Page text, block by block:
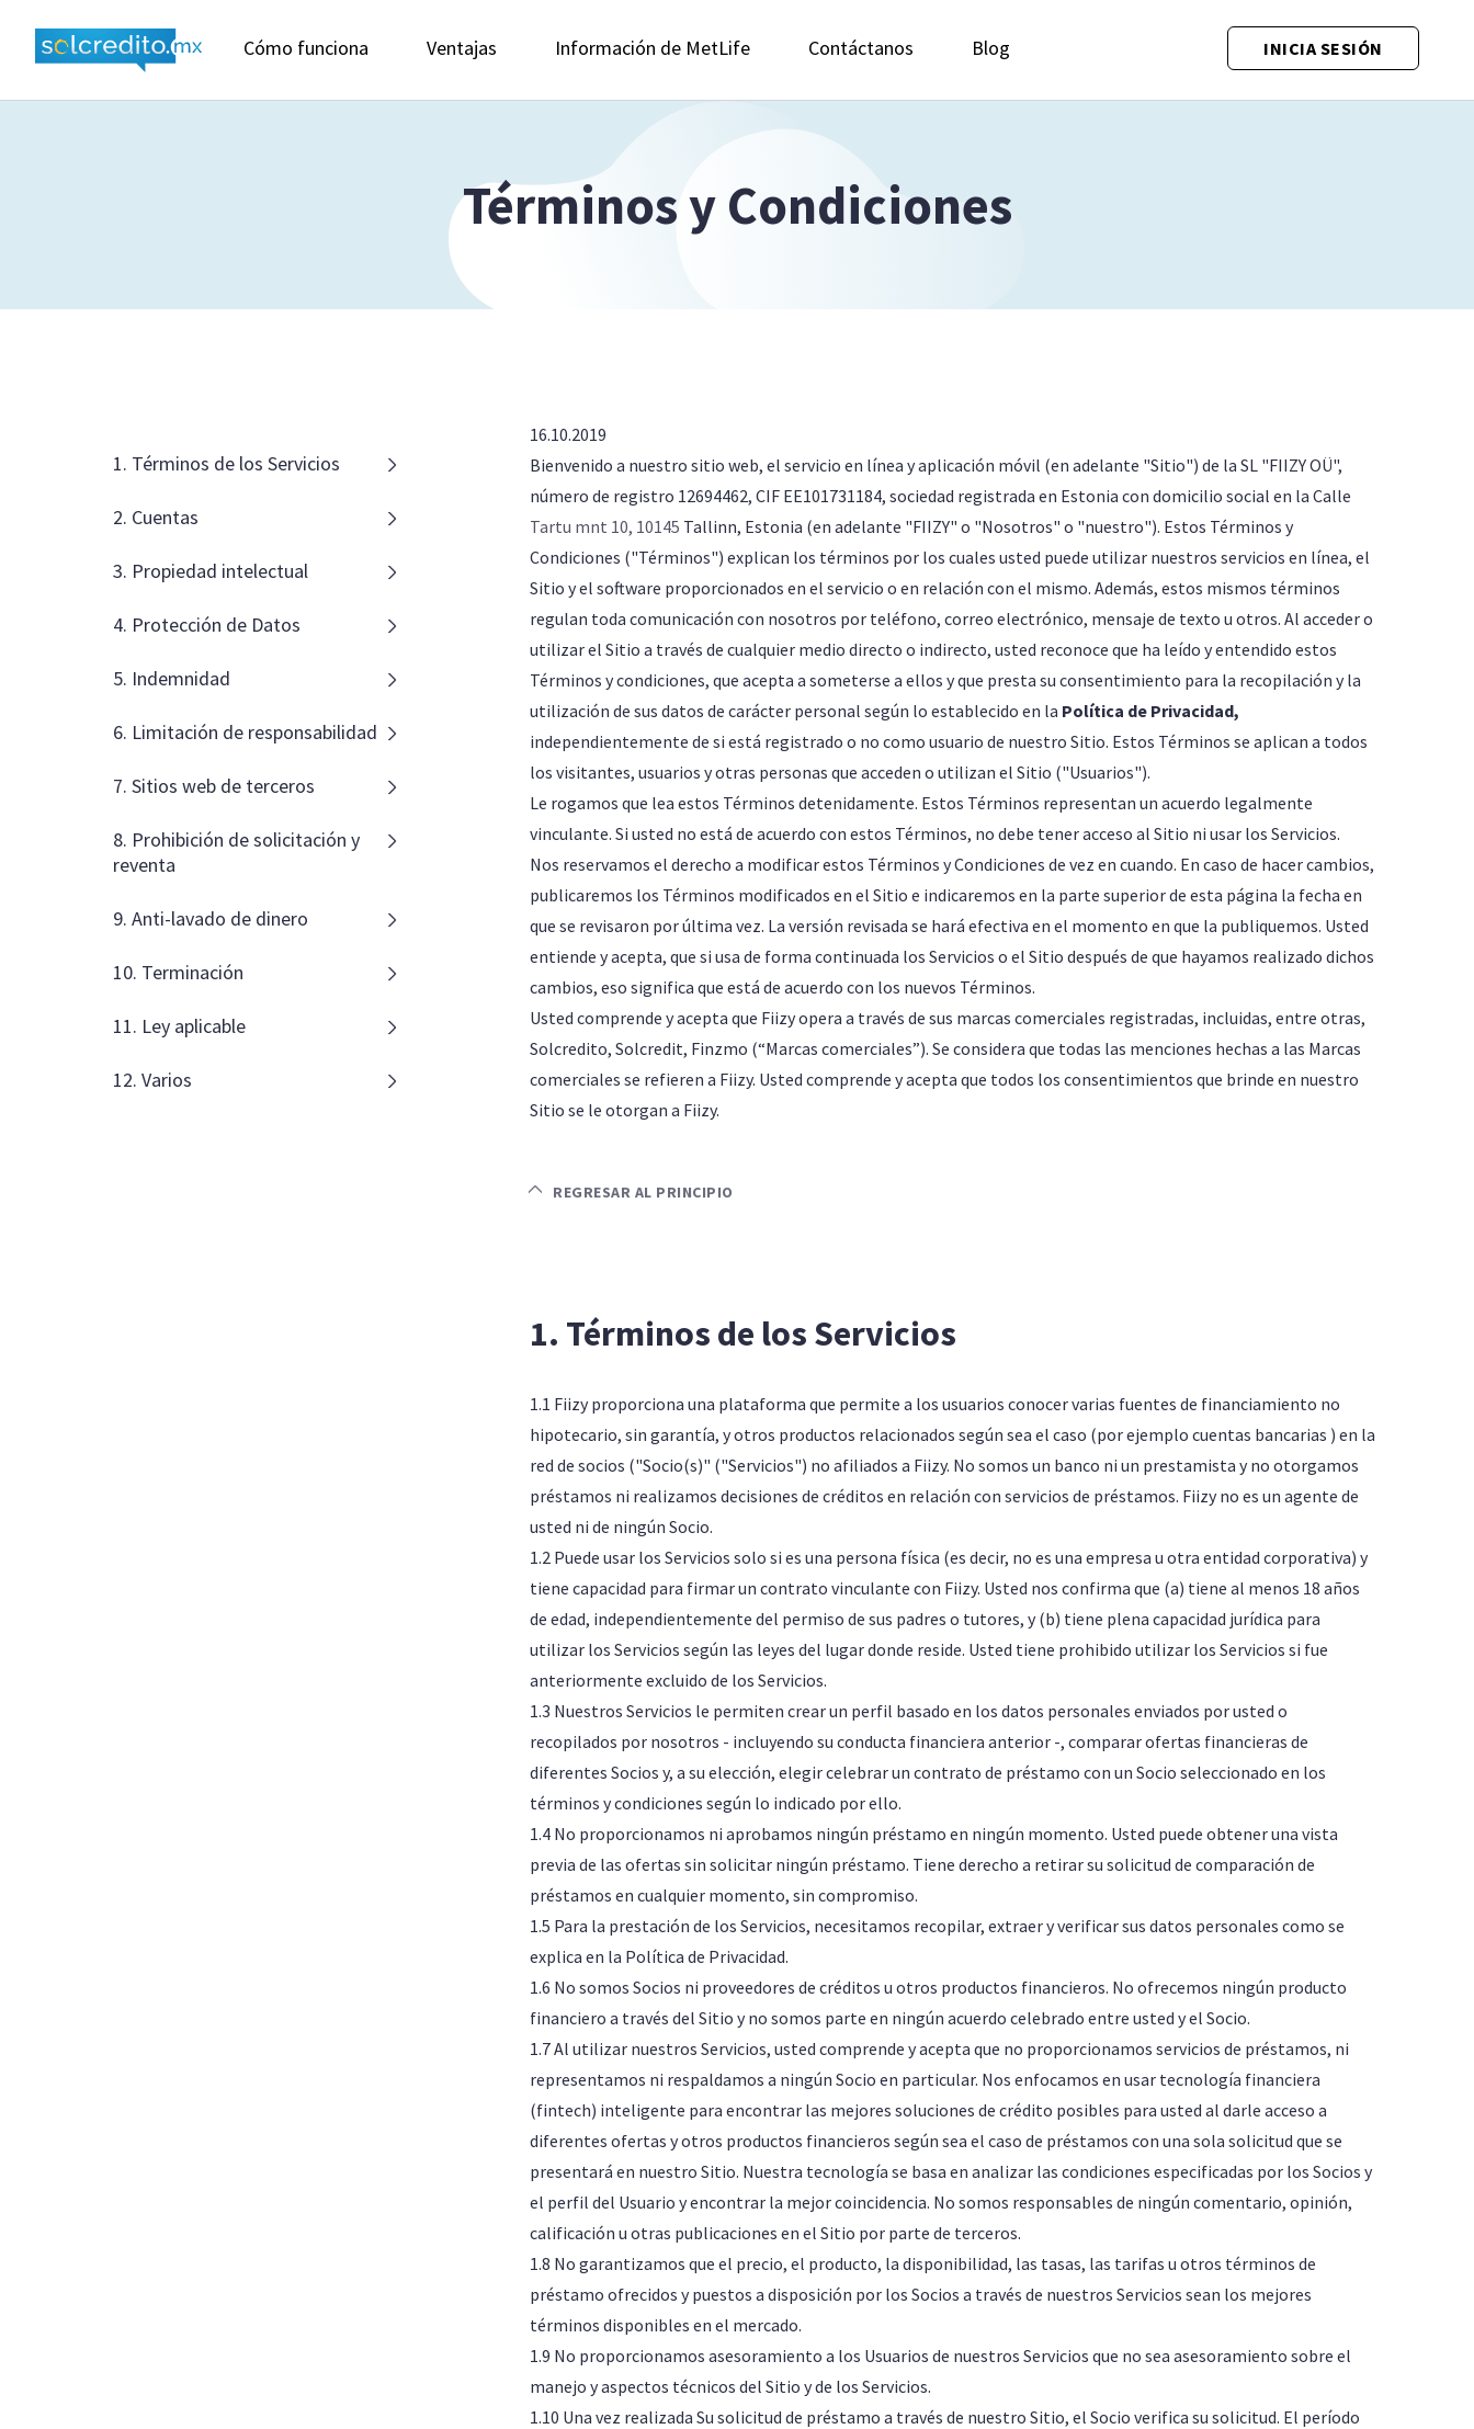
Cómo funciona Ventajas Información de MetLife Contáctanos Blog INICIA SESIÓN
Términos y Condiciones
1. Términos de los Servicios
2. Cuentas
3. Propiedad intelectual
4. Protección de Datos
5. Indemnidad
6. Limitación de responsabilidad
7. Sitios web de terceros
8. Prohibición de solicitación y
reventa
9. Anti-lavado de dinero
10. Terminación
11. Ley aplicable
12. Varios
16.10.2019
Bienvenido a nuestro sitio web, el servicio en línea y aplicación móvil (en adelante "Sitio") de la SL "FIIZY OÜ",
número de registro 12694462, CIF EE101731184, sociedad registrada en Estonia con domicilio social en la Calle
Tartu mnt 10, 10145 Tallinn, Estonia (en adelante "FIIZY" o "Nosotros" o "nuestro"). Estos Términos y
Condiciones ("Términos") explican los términos por los cuales usted puede utilizar nuestros servicios en línea, el
Sitio y el software proporcionados en el servicio o en relación con el mismo. Además, estos mismos términos
regulan toda comunicación con nosotros por teléfono, correo electrónico, mensaje de texto u otros. Al acceder o
utilizar el Sitio a través de cualquier medio directo o indirecto, usted reconoce que ha leído y entendido estos
Términos y condiciones, que acepta a someterse a ellos y que presta su consentimiento para la recopilación y la
utilización de sus datos de carácter personal según lo establecido en la Política de Privacidad,
independientemente de si está registrado o no como usuario de nuestro Sitio. Estos Términos se aplican a todos
los visitantes, usuarios y otras personas que acceden o utilizan el Sitio ("Usuarios").
Le rogamos que lea estos Términos detenidamente. Estos Términos representan un acuerdo legalmente
vinculante. Si usted no está de acuerdo con estos Términos, no debe tener acceso al Sitio ni usar los Servicios.
Nos reservamos el derecho a modificar estos Términos y Condiciones de vez en cuando. En caso de hacer cambios,
publicaremos los Términos modificados en el Sitio e indicaremos en la parte superior de esta página la fecha en
que se revisaron por última vez. La versión revisada se hará efectiva en el momento en que la publiquemos. Usted
entiende y acepta, que si usa de forma continuada los Servicios o el Sitio después de que hayamos realizado dichos
cambios, eso significa que está de acuerdo con los nuevos Términos.
Usted comprende y acepta que Fiizy opera a través de sus marcas comerciales registradas, incluidas, entre otras,
Solcredito, Solcredit, Finzmo (“Marcas comerciales”). Se considera que todas las menciones hechas a las Marcas
comerciales se refieren a Fiizy. Usted comprende y acepta que todos los consentimientos que brinde en nuestro
Sitio se le otorgan a Fiizy.
REGRESAR AL PRINCIPIO
1. Términos de los Servicios
1.1 Fiizy proporciona una plataforma que permite a los usuarios conocer varias fuentes de financiamiento no
hipotecario, sin garantía, y otros productos relacionados según sea el caso (por ejemplo cuentas bancarias ) en la
red de socios ("Socio(s)" ("Servicios") no afiliados a Fiizy. No somos un banco ni un prestamista y no otorgamos
préstamos ni realizamos decisiones de créditos en relación con servicios de préstamos. Fiizy no es un agente de
usted ni de ningún Socio.
1.2 Puede usar los Servicios solo si es una persona física (es decir, no es una empresa u otra entidad corporativa) y
tiene capacidad para firmar un contrato vinculante con Fiizy. Usted nos confirma que (a) tiene al menos 18 años
de edad, independientemente del permiso de sus padres o tutores, y (b) tiene plena capacidad jurídica para
utilizar los Servicios según las leyes del lugar donde reside. Usted tiene prohibido utilizar los Servicios si fue
anteriormente excluido de los Servicios.
1.3 Nuestros Servicios le permiten crear un perfil basado en los datos personales enviados por usted o
recopilados por nosotros - incluyendo su conducta financiera anterior -, comparar ofertas financieras de
diferentes Socios y, a su elección, elegir celebrar un contrato de préstamo con un Socio seleccionado en los
términos y condiciones según lo indicado por ello.
1.4 No proporcionamos ni aprobamos ningún préstamo en ningún momento. Usted puede obtener una vista
previa de las ofertas sin solicitar ningún préstamo. Tiene derecho a retirar su solicitud de comparación de
préstamos en cualquier momento, sin compromiso.
1.5 Para la prestación de los Servicios, necesitamos recopilar, extraer y verificar sus datos personales como se
explica en la Política de Privacidad.
1.6 No somos Socios ni proveedores de créditos u otros productos financieros. No ofrecemos ningún producto
financiero a través del Sitio y no somos parte en ningún acuerdo celebrado entre usted y el Socio.
1.7 Al utilizar nuestros Servicios, usted comprende y acepta que no proporcionamos servicios de préstamos, ni
representamos ni respaldamos a ningún Socio en particular. Nos enfocamos en usar tecnología financiera
(fintech) inteligente para encontrar las mejores soluciones de crédito posibles para usted al darle acceso a
diferentes ofertas y otros productos financieros según sea el caso de préstamos con una sola solicitud que se
presentará en nuestro Sitio. Nuestra tecnología se basa en analizar las condiciones especificadas por los Socios y
el perfil del Usuario y encontrar la mejor coincidencia. No somos responsables de ningún comentario, opinión,
calificación u otras publicaciones en el Sitio por parte de terceros.
1.8 No garantizamos que el precio, el producto, la disponibilidad, las tasas, las tarifas u otros términos de
préstamo ofrecidos y puestos a disposición por los Socios a través de nuestros Servicios sean los mejores
términos disponibles en el mercado.
1.9 No proporcionamos asesoramiento a los Usuarios de nuestros Servicios que no sea asesoramiento sobre el
manejo y aspectos técnicos del Sitio y de los Servicios.
1.10 Una vez realizada Su solicitud de préstamo a través de nuestro Sitio, el Socio verifica su solicitud. El período